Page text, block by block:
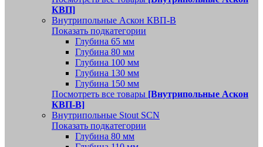
КВП]
Внутрипольные Аскон КВП-В
Показать подкатегории
Глубина 65 мм
Глубина 80 мм
Глубина 100 мм
Глубина 130 мм
Глубина 150 мм
Посмотреть все товары [Внутрипольные Аскон
КВП-В]
Внутрипольные Stout SCN
Показать подкатегории
Глубина 80 мм